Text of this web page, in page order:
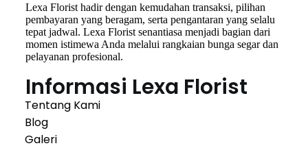
Lexa Florist hadir dengan kemudahan transaksi, pilihan
pembayaran yang beragam, serta pengantaran yang selalu
tepat jadwal. Lexa Florist senantiasa menjadi bagian dari
momen istimewa Anda melalui rangkaian bunga segar dan
pelayanan profesional.
Informasi Lexa Florist
Tentang Kami
Blog
Galeri